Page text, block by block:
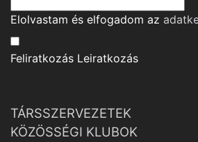
Elolvastam és elfogadom az
Feliratkozás Leiratkozás
TÁRSSZERVEZETEK
KÖZÖSSÉGI KLUBOK